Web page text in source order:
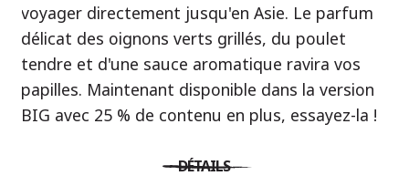
Trois univers de saveurs, un seul objectif : le
vrai ramen de niveau restaurant – sans le
restaurant.
Avec Nissin Ramen Premium, découvrez le
plaisir du ramen japonais comme jamais
Yuzu, épicé et relevé avec Spicy Miso, ou
voyager directement jusqu'en Asie. Le parfum
délicat des oignons verts grillés, du poulet
tendre et d'une sauce aromatique ravira vos
papilles. Maintenant disponible dans la version
BIG avec 25 % de contenu en plus, essayez-la !
DÉTAILS
Une soupe ramen qui, comme la cuisine
thaïlandaise elle-même, est synonyme
d'équilibre parfait et d'harmonie gustative.
La saveur de poulet caramélisé combinée aux
expérience gustative asiatique authentique.